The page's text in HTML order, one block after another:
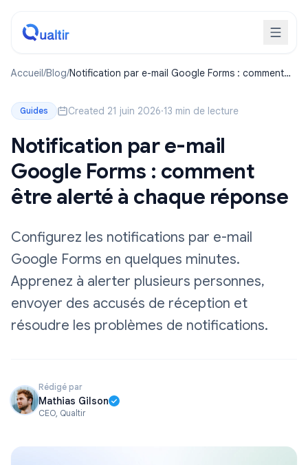
Accueil/Blog/Notification par e-mail Google Forms : comment
Guides Created 21 juin 2026·13 min de lecture
Notification par e-mail
Google Forms : comment
être alerté à chaque réponse
Configurez les notifications par e-mail
Google Forms en quelques minutes.
Apprenez à alerter plusieurs personnes,
envoyer des accusés de réception et
résoudre les problèmes de notifications.
Rédigé par
Mathias Gilson
CEO, Qualtir